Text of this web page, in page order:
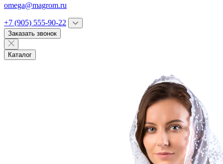
omega@magrom.ru
+7 (905) 555-90-22
Заказать звонок
Каталог